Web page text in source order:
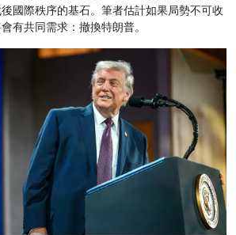
國際秩序的基石。筆者估計如果局勢不可收
有共同需求：撤換特朗普。